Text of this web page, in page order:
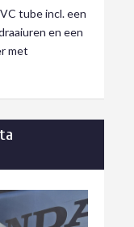
tube incl. een
en een
met